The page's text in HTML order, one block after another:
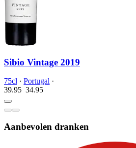
Sibio Vintage 2019
75cl · Portugal ·
39.95 34.95
Aanbevolen dranken